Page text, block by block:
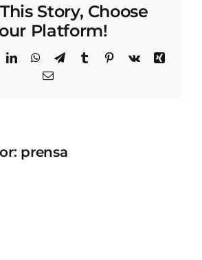
Story, Choose
Platform!
LinkedInWhatsApp
TelegramTumblrPinterest
Vk
Xing
Correo
prensa